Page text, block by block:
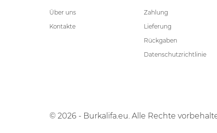
Über uns
Kontakte
Zahlung
Lieferung
Rückgaben
Datenschutzrichtlinie
© 2026 - Burkalifa.eu. Alle Rechte